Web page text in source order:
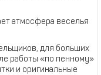
атмосфера веселья
для больших
работы «по пенному»
и оригинальные